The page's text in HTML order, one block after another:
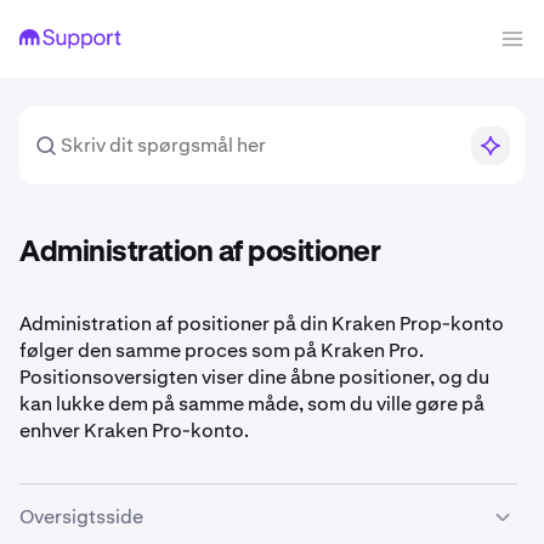
Administration af positioner
Administration af positioner på din Kraken Prop-konto
følger den samme proces som på Kraken Pro.
Positionsoversigten viser dine åbne positioner, og du
kan lukke dem på samme måde, som du ville gøre på
enhver Kraken Pro-konto.
Oversigtsside